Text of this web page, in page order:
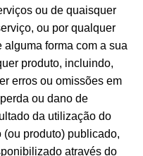
ou de quaisquer
ou por qualquer
forma com a sua
produto, incluindo,
erros ou omissões em
ou dano de
da utilização do
produto) publicado,
através do